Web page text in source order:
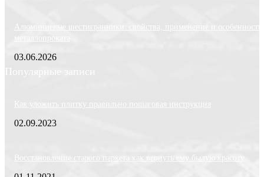
Алюминиевые шестигранники: свойства, применение и особенности
металлопроката
03.06.2026
Популярные записи
Как уложить плитку правильно пошаговая инструкция
02.09.2023
Восстановление старого паркета как вернуть ему былую красоту